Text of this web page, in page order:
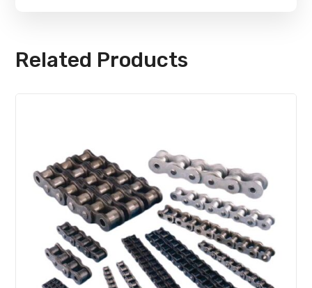
Related Products